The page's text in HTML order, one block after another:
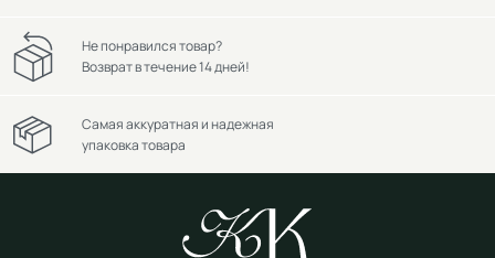
Не понравился товар?
Возврат в течение 14 дней!
Самая аккуратная и надежная
упаковка товара